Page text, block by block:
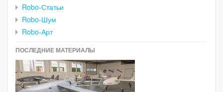
Robo-Статьи
Robo-Шум
Robo-Арт
ПОСЛЕДНИЕ МАТЕРИАЛЫ